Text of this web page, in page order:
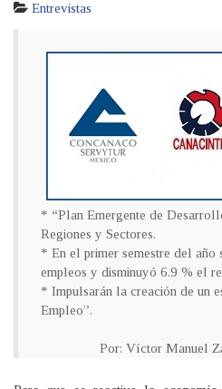
Entrevistas
* “Plan Emergente de
Regiones y Sectores.
* En el primer semestre del año
empleos y disminuyó 6.9 % el
* Impulsarán la creación de un
Empleo”.
Por: Víctor Manuel